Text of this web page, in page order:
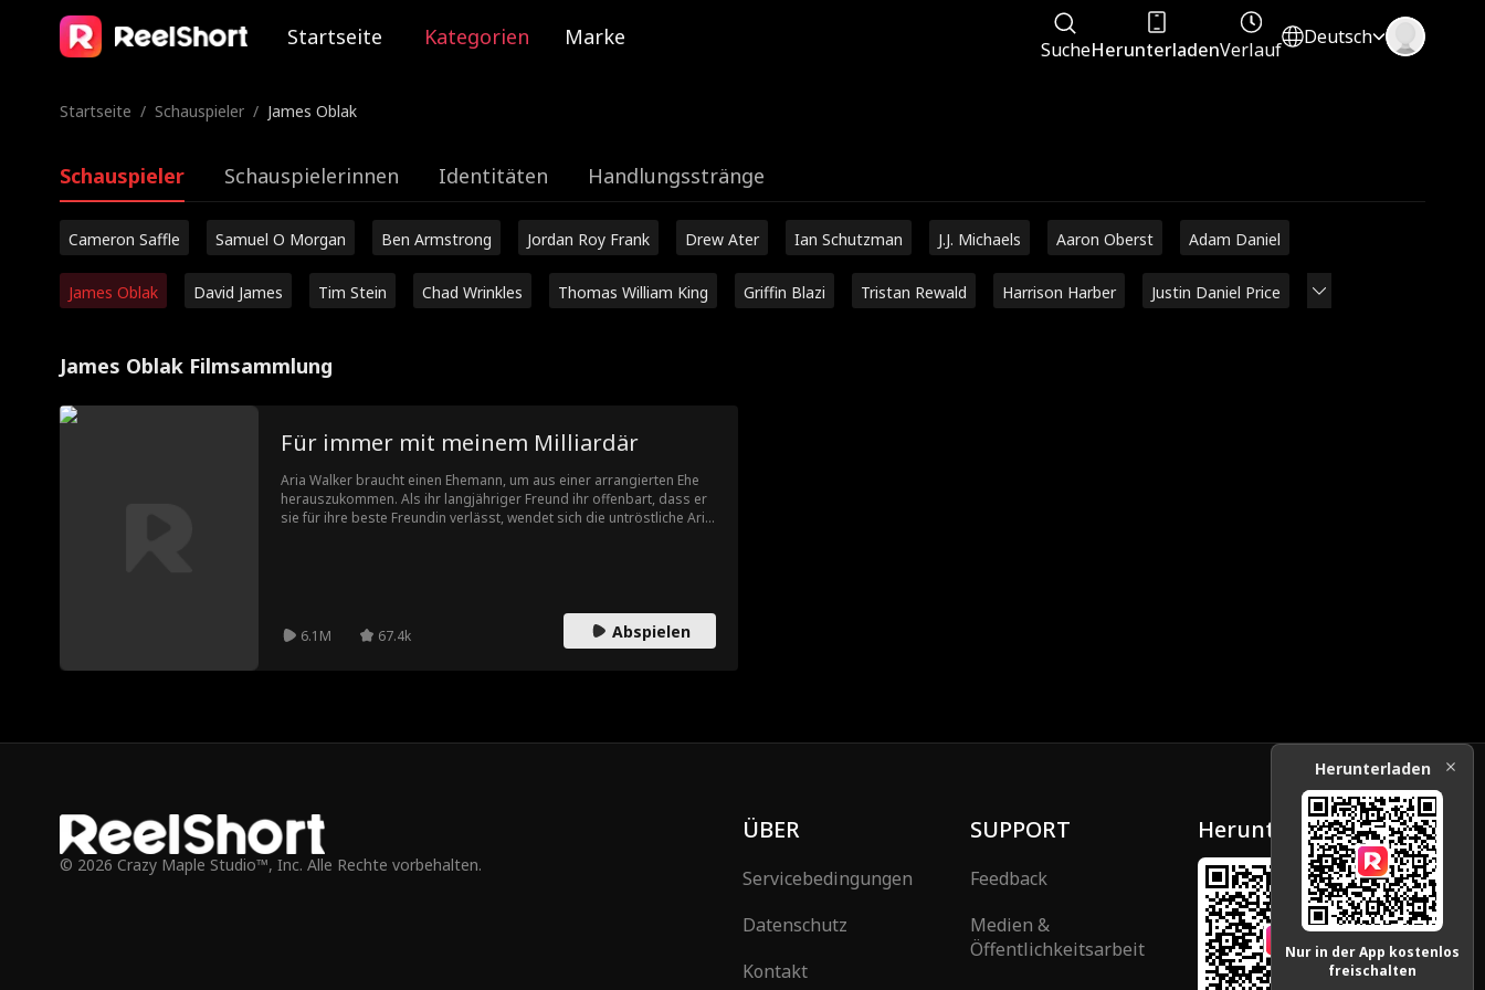
Startseite Kategorien Marke SucheHerunterladenVerlauf
Deutsch
Startseite / Schauspieler / James Oblak
Schauspieler Schauspielerinnen Identitäten Handlungsstränge
Cameron Saffle Samuel O Morgan Ben Armstrong Jordan Roy Frank Drew Ater Ian Schutzman J.J. Michaels Aaron Oberst Adam Daniel
James Oblak David James Tim Stein Chad Wrinkles Thomas William King Griffin Blazi Tristan Rewald Harrison Harber Justin Daniel Price
James Oblak Filmsammlung
Für immer mit meinem Milliardär
Aria Walker braucht einen Ehemann, um aus einer arrangierten Ehe
herauszukommen. Als ihr langjähriger Freund ihr offenbart, dass er
sie für ihre beste Freundin verlässt, wendet sich die untröstliche Aria
6.1M
67.4k Abspielen
© 2026 Crazy Maple Studio™, Inc. Alle Rechte vorbehalten.
ÜBER
Servicebedingungen
Datenschutz
Kontakt
SUPPORT
Feedback
Medien &
Öffentlichkeitsarbeit
Herunterladen
Herunterladen
Nur in der App kostenlos
freischalten